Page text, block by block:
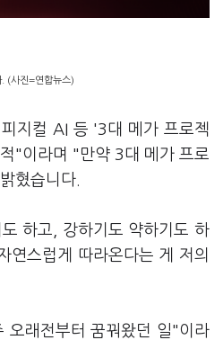
. (사진=연합뉴스)
지컬 AI 등 '3대 메가 프로젝
"이라며 "만약 3대 메가 프로
혔습니다.
하고, 강하기도 약하기도 하
연스럽게 따라온다는 게 저의
오래전부터 꿈꿔왔던 일"이라